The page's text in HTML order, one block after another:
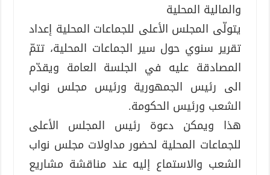
والمالية المحلية
يتولّى المجلس الأعلى للجماعات المحلية إعداد
تقرير سنوي حول سير الجماعات المحلية، تتمّ
المصادقة عليه في الجلسة العامة ويقدّم
الى رئيس الجمهورية ورئيس مجلس نواب
الشعب ورئيس الحكومة.
هذا ويمكن دعوة رئيس المجلس الأعلى
للجماعات المحلية لحضور مداولات مجلس نواب
الشعب والاستماع إليه عند مناقشة مشاريع